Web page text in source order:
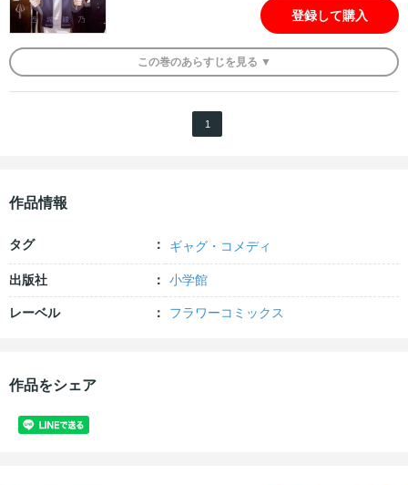
登録して購入
この巻のあらすじを 見る ▼
1
作品情報
タグ ギャグ・コメディ
出版社 小学館
レーベル フラワーコミックス
作品をシェア